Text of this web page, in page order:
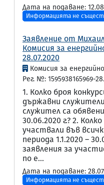
Дата на подаване:
Информацията не
Заявление от
Комисия за
28.07.2020
Комисия за
Рег. №: 1595938165969-
1. Колко броя
държавни
служител са
30.06.2020 г.? 2.
участвали във
периода 1.1.2020 –
заявления за
по е...
Дата на подаване:
Информацията не